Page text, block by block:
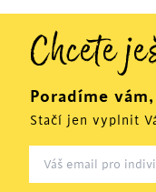
Chcete
Poradíme
Stačí jen vyplnit